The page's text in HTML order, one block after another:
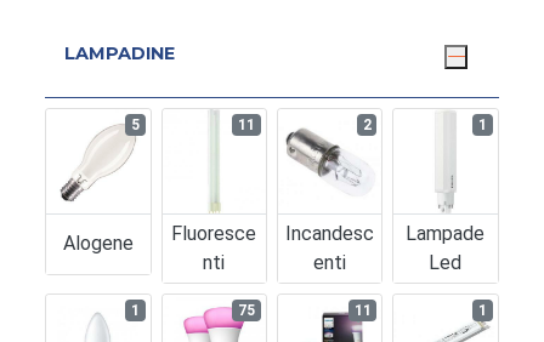
LAMPADINE
Alogene
5
Fluoresce
Nti
11
Incandesc
Enti
2
Lampade
Led
1
1 75 11 1